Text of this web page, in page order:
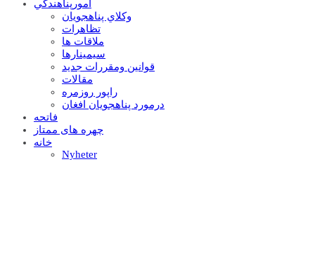
امورپناهندگي
وکلاي پناهجويان
تظاهرات
ملاقات ها
سيمينارها
قوانين ومقررات جديد
مقالات
راپور روزمره
درمورد پناهجويان افغان
فاتحه
چهره های ممتاز
خانه
Nyheter